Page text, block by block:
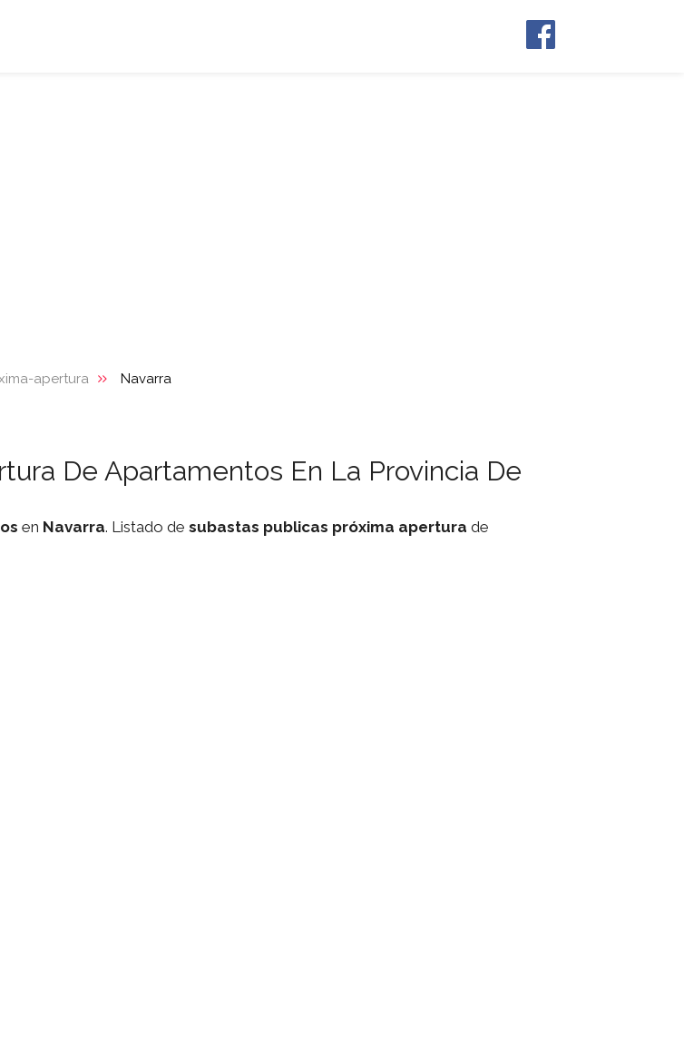
apertura Navarra
De Apartamentos En La Provincia De
en Navarra. Listado de subastas publicas próxima apertura de